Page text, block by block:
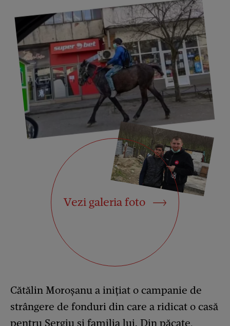
Vezi galeria foto
Cătălin Moroșanu a inițiat o campanie de
strângere de fonduri din care a ridicat o casă
pentru Sergiu și familia lui. Din păcate,